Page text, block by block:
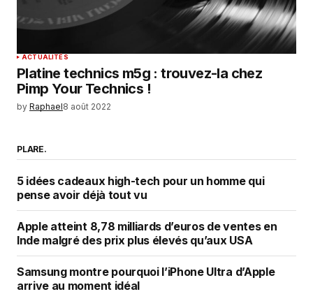
ACTUALITÉS
Platine technics m5g : trouvez-la chez
Pimp Your Technics !
by Raphael8 août 2022
PLARE.
5 idées cadeaux high-tech pour un homme qui
pense avoir déjà tout vu
Apple atteint 8,78 milliards d’euros de ventes en
Inde malgré des prix plus élevés qu’aux USA
Samsung montre pourquoi l’iPhone Ultra d’Apple
arrive au moment idéal